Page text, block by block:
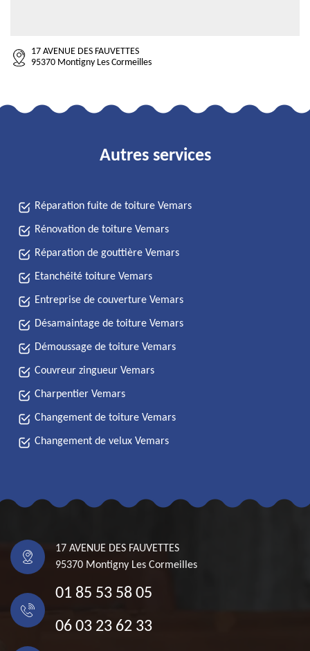
17 AVENUE DES FAUVETTES
95370 Montigny Les Cormeilles
Autres services
Réparation fuite de toiture Vemars
Rénovation de toiture Vemars
Réparation de gouttière Vemars
Etanchéité toiture Vemars
Entreprise de couverture Vemars
Désamaintage de toiture Vemars
Démoussage de toiture Vemars
Couvreur zingueur Vemars
Charpentier Vemars
Changement de toiture Vemars
Changement de velux Vemars
17 AVENUE DES FAUVETTES
95370 Montigny Les Cormeilles
01 85 53 58 05
06 03 23 62 33